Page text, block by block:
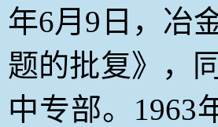
年6月9日，冶
题的批复》，
中专部。1963